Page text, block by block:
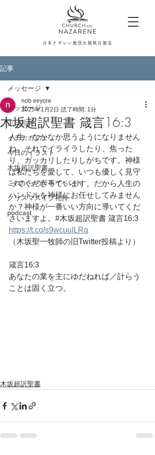
日本ナザレン教団大阪桃谷教会
記事
メッセージ
主日礼拝
イテナカフェ
今日のイラスト
木坂超訳聖書
これからの行事イベント
クリスマスイブ礼拝
podcast
メッセージ
木坂超訳聖書 箴言16:3
nob eeyore
2025年1月2日 読了時間: 1分
人生、なかなか思うようになりません
ね。それでイライラしたり、焦った
り、ガッカリしたりしがちです。神様
は私たちを愛して、いつも優しく見守
ってくださっています。だから人生の
ハンドルを神様にお任せしてみません
か？神様が一番いい方向に導いてくだ
さいますよ。#木坂超訳聖書 箴言16:3
https://t.co/s9wcuuILRq
（木坂聖一牧師の旧Twitter投稿より）
箴言16:3
あなたの業を主にゆだねれば／計らう
ことは固く立つ。
木坂超訳聖書